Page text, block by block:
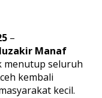
–
Manaf
menutup seluruh
kembali
kecil.